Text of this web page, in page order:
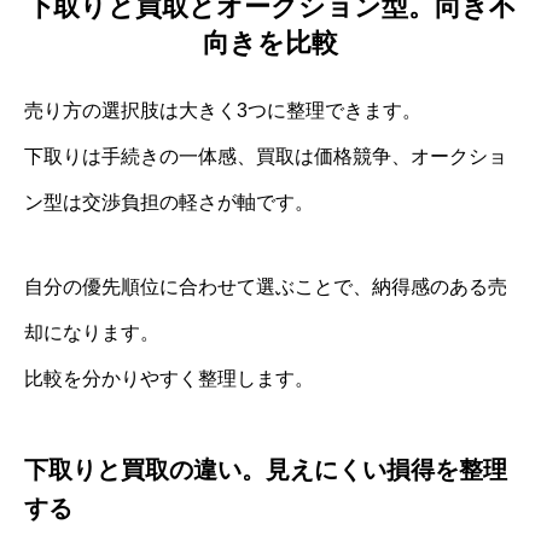
下取りと買取とオークション型。向き不
向きを比較
売り方の選択肢は大きく3つに整理できます。
下取りは手続きの一体感、買取は価格競争、オークショ
ン型は交渉負担の軽さが軸です。
自分の優先順位に合わせて選ぶことで、納得感のある売
却になります。
比較を分かりやすく整理します。
下取りと買取の違い。見えにくい損得を整理
する